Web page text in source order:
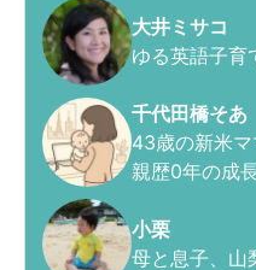
大井ミサコ
ゆる英語子育
千代田橋そあ
43歳の新米
親歴0年の成
小栗
母と息子、山